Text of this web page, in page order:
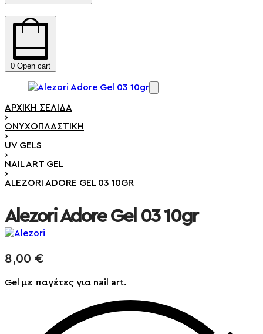
0 Open cart
ΑΡΧΙΚΉ ΣΕΛΊΔΑ
›
ΟΝΥΧΟΠΛΑΣΤΙΚΉ
›
UV GELS
›
NAIL ART GEL
›
ALEZORI ADORE GEL 03 10GR
Alezori Adore Gel 03 10gr
8,00 €
Gel με παγέτες για nail art.